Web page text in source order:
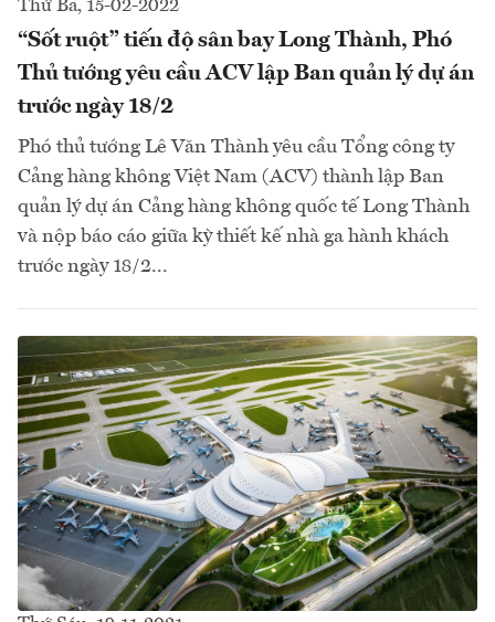
Thứ Ba, 15-02-2022
“Sốt ruột” tiến độ sân bay Long Thành, Phó
Thủ tướng yêu cầu ACV lập Ban quản lý dự án
trước ngày 18/2
Phó thủ tướng Lê Văn Thành yêu cầu Tổng công ty
Cảng hàng không Việt Nam (ACV) thành lập Ban
quản lý dự án Cảng hàng không quốc tế Long Thành
và nộp báo cáo giữa kỳ thiết kế nhà ga hành khách
trước ngày 18/2...